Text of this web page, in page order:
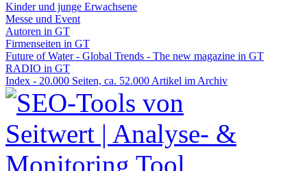
Kinder und junge Erwachsene
Messe und Event
Autoren in GT
Firmenseiten in GT
Future of Water - Global Trends - The new magazine in GT
RADIO in GT
Index - 20.000 Seiten, ca. 52.000 Artikel im Archiv